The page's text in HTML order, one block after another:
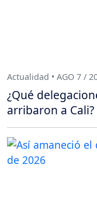
Actualidad • AGO 7 /
¿Qué
arribaron a Cali?